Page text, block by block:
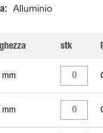
Alluminio
stk
mm
mm